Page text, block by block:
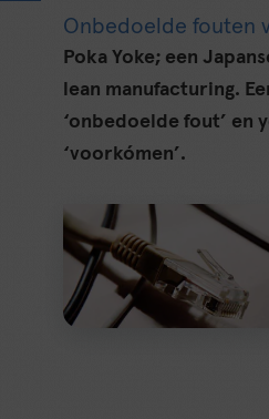
Onbedoelde fouten
Poka Yoke; een
lean manufacturing.
‘onbedoelde fout’ en
‘voorkómen’.